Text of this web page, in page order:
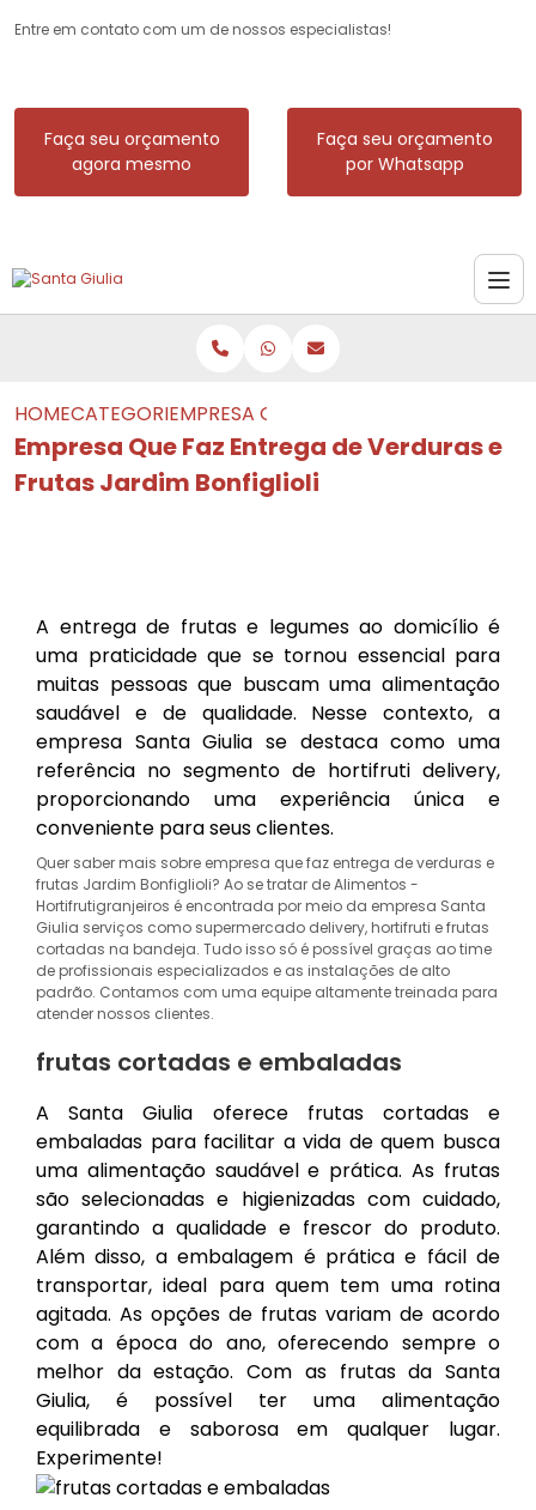
Entre em contato com um de nossos especialistas!
Faça seu orçamento
agora mesmo
Faça seu orçamento
por Whatsapp
HOMECATEGORIASEMPRESA QUE FAZ ENTREGA DE
Empresa Que Faz Entrega de Verduras e
Frutas Jardim Bonfiglioli
A entrega de frutas e legumes ao domicílio é
uma praticidade que se tornou essencial para
muitas pessoas que buscam uma alimentação
saudável e de qualidade. Nesse contexto, a
empresa Santa Giulia se destaca como uma
referência no segmento de hortifruti delivery,
proporcionando uma experiência única e
conveniente para seus clientes.
Quer saber mais sobre empresa que faz entrega de verduras e
frutas Jardim Bonfiglioli? Ao se tratar de Alimentos -
Hortifrutigranjeiros é encontrada por meio da empresa Santa
Giulia serviços como supermercado delivery, hortifruti e frutas
cortadas na bandeja. Tudo isso só é possível graças ao time
de profissionais especializados e as instalações de alto
padrão. Contamos com uma equipe altamente treinada para
atender nossos clientes.
frutas cortadas e embaladas
A Santa Giulia oferece frutas cortadas e
embaladas para facilitar a vida de quem busca
uma alimentação saudável e prática. As frutas
são selecionadas e higienizadas com cuidado,
garantindo a qualidade e frescor do produto.
Além disso, a embalagem é prática e fácil de
transportar, ideal para quem tem uma rotina
agitada. As opções de frutas variam de acordo
com a época do ano, oferecendo sempre o
melhor da estação. Com as frutas da Santa
Giulia, é possível ter uma alimentação
equilibrada e saborosa em qualquer lugar.
Experimente!